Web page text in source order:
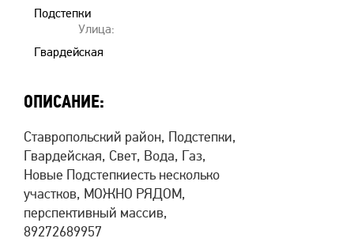
Подстепки
Улица:
Гвардейская
ОПИСАНИЕ:
Ставропольский район, Подстепки,
Гвардейская, Свет, Вода, Газ,
Новые Подстепкиесть несколько
участков, МОЖНО РЯДОМ,
перспективный массив,
89272689957